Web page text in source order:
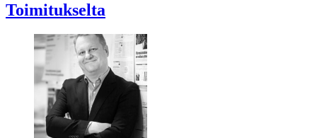
Toimitukselta